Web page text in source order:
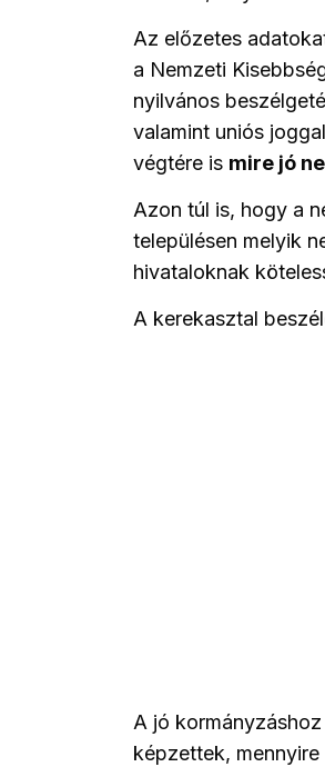
Az előzetes
a Nemzeti
nyilvános
valamint uniós
végtére is mire jó
Azon túl is, hogy a
településen melyik
hivataloknak
A kerekasztal
A jó
képzettek,